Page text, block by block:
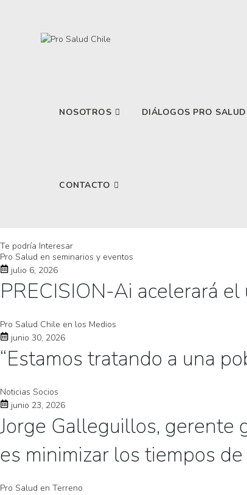
NOSOTROS DIÁLOGOS PRO
CONTACTO
Te podría Interesar
Pro Salud en seminarios y eventos
julio 6, 2026
PRECISION-Ai acelerará
Pro Salud Chile en los Medios
junio 30, 2026
“Estamos tratando a una
Noticias Socios
junio 23, 2026
Jorge Galleguillos, gerente
es minimizar los tiempos
Pro Salud en Terreno